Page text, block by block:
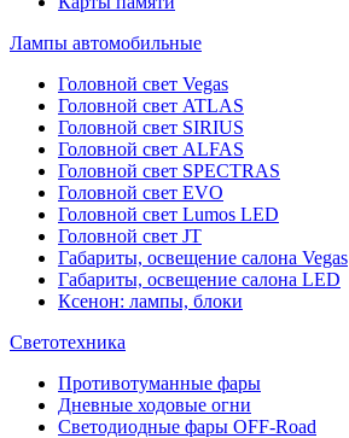
Лампы автомобильные
Головной свет Vegas
Головной свет ATLAS
Головной свет SIRIUS
Головной свет ALFAS
Головной свет SPECTRAS
Головной свет EVO
Головной свет Lumos LED
Головной свет JT
Габариты, освещение салона Vegas
Габариты, освещение салона LED
Ксенон: лампы, блоки
Светотехника
Противотуманные фары
Дневные ходовые огни
Светодиодные фары OFF-Road